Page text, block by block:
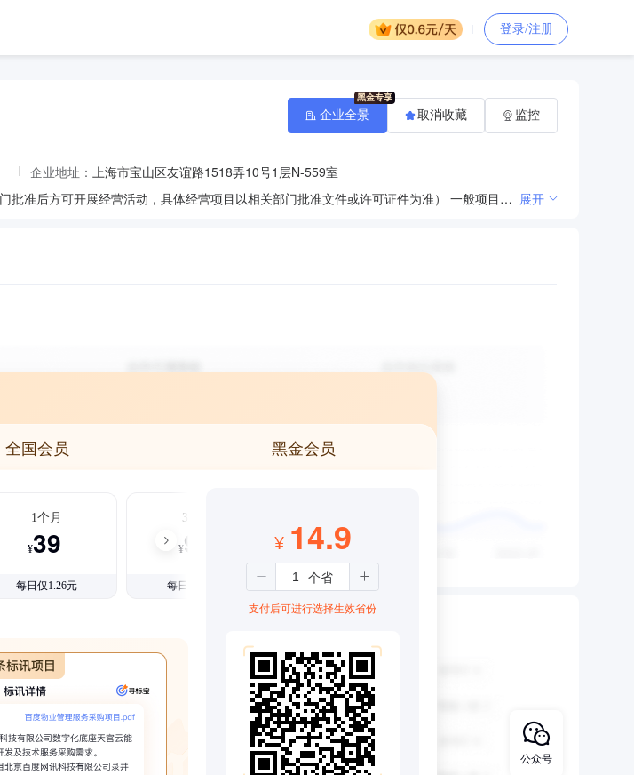
登录/注册
企业地址： 上海市宝山区友谊路1518弄10号1层N-559室
许可项目：建设工程施工。（依法须经批准的项目，经相关部门批准后方可开展经营活动，具体经营项目以相关部门批准文件或许可证件为准） 一般项目：金属材料、金属制品、机电设备、建筑材料、办公设备、汽车零配件、五金产品、摩托车及零部件的销售。（除依法须经批准的项目外，凭营业执照依法自主开展经营活动） 展开
企业全景 取消收藏 监控
全国会员 黑金会员
1个月
¥39
每日仅1.26元
3个月
¥99
每日仅1.08元
¥ 14.9
支付后可进行选择生效省份
公众号